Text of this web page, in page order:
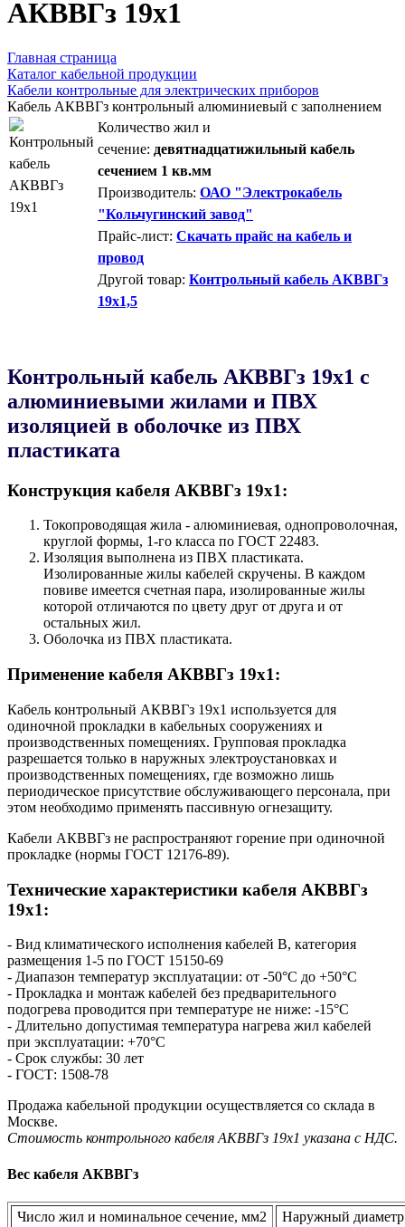
AКВВГз 19х1
Главная страница
Каталог кабельной продукции
Кабели контрольные для электрических приборов
Кабель АКВВГз контрольный алюминиевый с заполнением
Количество жил и
сечение: девятнадцатижильный кабель
сечением 1 кв.мм
Производитель: ОАО "Электрокабель
"Кольчугинский завод"
Прайс-лист: Скачать прайс на кабель и
провод
Другой товар: Контрольный кабель АКВВГз
19х1,5
Контрольный кабель AКВВГз 19х1 с
алюминиевыми жилами и ПВХ
изоляцией в оболочке из ПВХ
пластиката
Конструкция кабеля AКВВГз 19х1:
Токопроводящая жила - алюминиевая, однопроволочная,
круглой формы, 1-го класса по ГОСТ 22483.
Изоляция выполнена из ПВХ пластиката.
Изолированные жилы кабелей скручены. В каждом
повиве имеется счетная пара, изолированные жилы
которой отличаются по цвету друг от друга и от
остальных жил.
Оболочка из ПВХ пластиката.
Применение кабеля AКВВГз 19х1:
Кабель контрольный AКВВГз 19х1 используется для
одиночной прокладки в кабельных сооружениях и
производственных помещениях. Групповая прокладка
разрешается только в наружных электроустановках и
производственных помещениях, где возможно лишь
периодическое присутствие обслуживающего персонала, при
этом необходимо применять пассивную огнезащиту.
Кабели АКВВГз не распространяют горение при одиночной
прокладке (нормы ГОСТ 12176-89).
Технические характеристики кабеля AКВВГз
19х1:
- Вид климатического исполнения кабелей В, категория
размещения 1-5 по ГОСТ 15150-69
- Диапазон температур эксплуатации: от -50°С до +50°С
- Прокладка и монтаж кабелей без предварительного
подогрева проводится при температуре не ниже: -15°С
- Длительно допустимая температура нагрева жил кабелей
при эксплуатации: +70°С
- Срок службы: 30 лет
- ГОСТ: 1508-78
Продажа кабельной продукции осуществляется со склада в
Москве.
Стоимость контрольного кабеля AКВВГз 19х1 указана с НДС.
Вес кабеля АКВВГз
Число жил и номинальное сечение, мм2
Наружный диаметр